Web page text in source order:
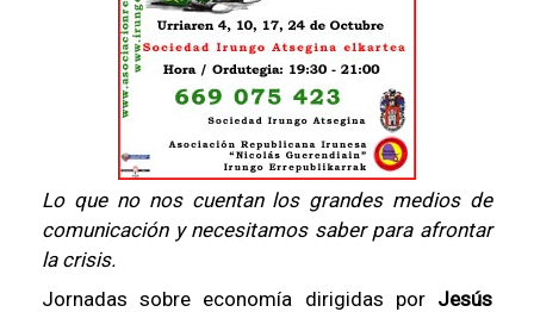
Lo que no nos cuentan los grandes medios de
comunicación y necesitamos saber para afrontar
la crisis.
Jornadas sobre economía dirigidas por Jesús